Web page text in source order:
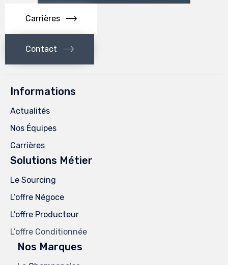
Carrières
Contact
Informations
Actualités
Nos Équipes
Carrières
Solutions Métier
Le Sourcing
L’offre Négoce
L’offre Producteur
L’offre Conditionnée
Nos Marques